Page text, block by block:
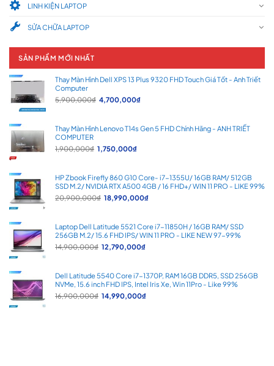
LINH KIỆN LAPTOP
SỬA CHỮA LAPTOP
SẢN PHẨM MỚI NHẤT
Thay Màn Hình Dell XPS 13 Plus 9320 FHD Touch Giá Tốt - Anh Triết
Computer
5,900,000₫ Giá
5,900,000₫.
4,700,000₫Giá
là:
4,700,000₫.
Thay Màn Hình Lenovo T14s Gen 5 FHD Chính Hãng - ANH TRIẾT
COMPUTER
1,900,000₫ Giá
1,900,000₫.
1,750,000₫Giá
là:
1,750,000₫.
HP Zbook Firefly 860 G10 Core- i7-1355U/ 16GB RAM/ 512GB
SSD M.2/ NVIDIA RTX A500 4GB / 16 FHD+/ WIN 11 PRO - LIKE 99%
20,900,000₫ Giá
20,900,000₫.
18,990,000₫Giá
là:
18,990,000₫.
Laptop Dell Latitude 5521 Core i7-11850H / 16GB RAM/ SSD
256GB M.2/ 15.6 FHD IPS/ WIN 11 PRO - LIKE NEW 97-99%
14,900,000₫ Giá
14,900,000₫.
12,790,000₫Giá
là:
12,790,000₫.
Dell Latitude 5540 Core i7-1370P, RAM 16GB DDR5, SSD 256GB
NVMe, 15.6 inch FHD IPS, Intel Iris Xe, Win 11Pro - Like 99%
16,900,000₫ Giá
14,990,000₫Giá